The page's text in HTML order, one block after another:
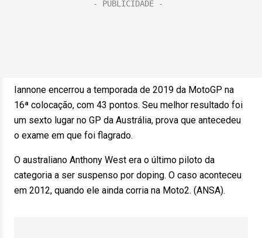
Iannone encerrou a temporada de 2019 da MotoGP na
16ª colocação, com 43 pontos. Seu melhor resultado foi
um sexto lugar no GP da Austrália, prova que antecedeu
o exame em que foi flagrado.
O australiano Anthony West era o último piloto da
categoria a ser suspenso por doping. O caso aconteceu
em 2012, quando ele ainda corria na Moto2. (ANSA).